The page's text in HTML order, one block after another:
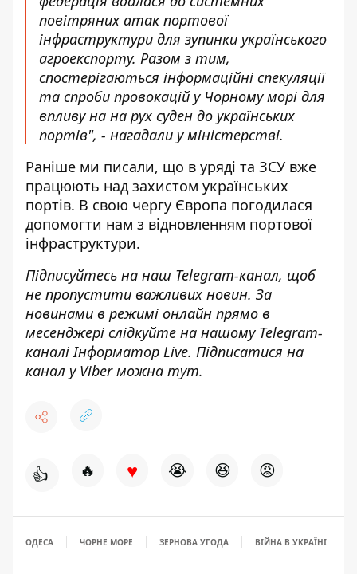
повітряних атак портової
інфраструктури для зупинки українського
агроекспорту. Разом з тим,
спостерігаються інформаційні спекуляції
та спроби провокацій у Чорному морі для
впливу на на рух суден до українських
портів", - нагадали у міністерстві.
Раніше ми писали, що в уряді та ЗСУ вже
працюють над захистом українських
портів. В свою чергу Європа погодилася
допомогти нам з відновленням портової
інфраструктури.
Підписуйтесь на наш Telegram-канал, щоб
не пропустити важливих новин. За
новинами в режимі онлайн прямо в
месенджері слідкуйте на нашому Telegram-
каналіІнформатор Live. Підписатися на
канал у Viber можна тут.
👍 🔥 ♥ 😭 😆 😡
ОДЕСА ЧОРНЕ МОРЕ ЗЕРНОВА УГОДА ВІЙНА В УКРАЇНІ